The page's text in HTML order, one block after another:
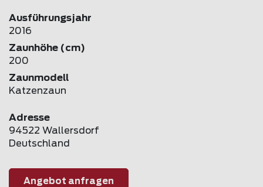
Ausführungsjahr
2016
Zaunhöhe (cm)
200
Zaunmodell
Katzenzaun
Adresse
94522 Wallersdorf
Deutschland
Angebot anfragen